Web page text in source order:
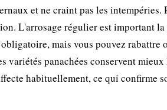
et ne craint pas les intempéries.
L'arrosage régulier est important la
mais vous pouvez
panachées conservent
habituellement, ce qui confirme